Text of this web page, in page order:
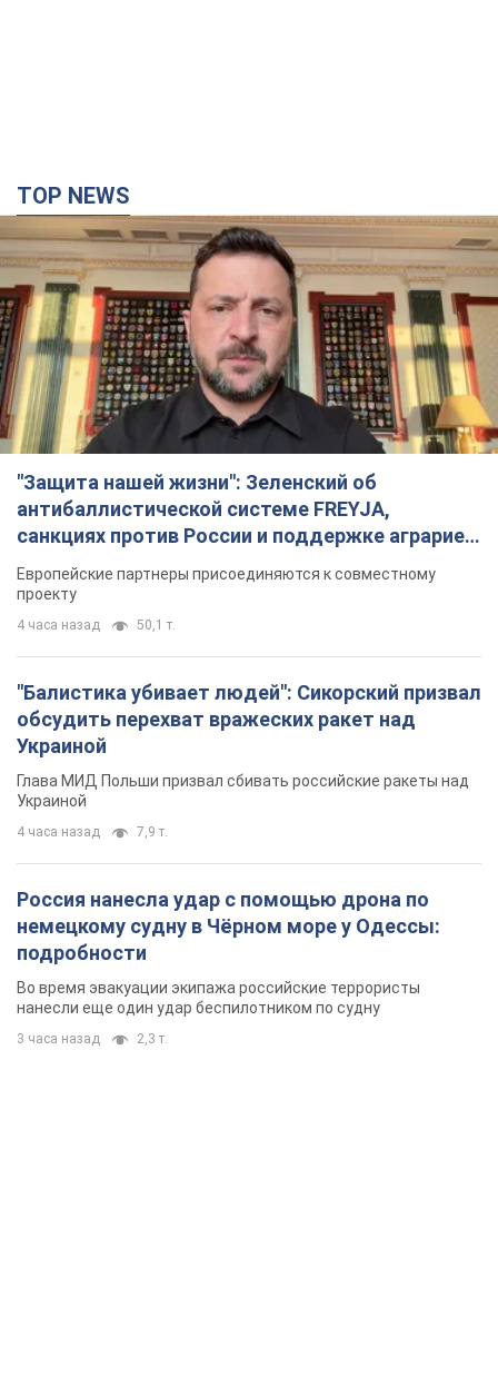
TOP NEWS
"Защита нашей жизни": Зеленский об
антибаллистической системе FREYJA,
санкциях против России и поддержке аграриев.
Видео
Европейские партнеры присоединяются к совместному
проекту
4 часа назад 50,1 т.
"Балистика убивает людей": Сикорский призвал
обсудить перехват вражеских ракет над
Украиной
Глава МИД Польши призвал сбивать российские ракеты над
Украиной
4 часа назад 7,9 т.
Россия нанесла удар с помощью дрона по
немецкому судну в Чёрном море у Одессы:
подробности
Во время эвакуации экипажа российские террористы
нанесли еще один удар беспилотником по судну
3 часа назад 2,3 т.